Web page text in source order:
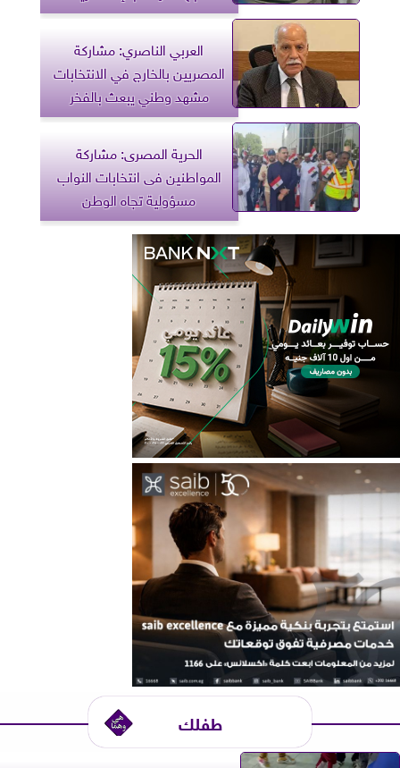
العربي الناصري: مشاركة
المصريين بالخارج في الانتخابات
مشهد وطني يبعث بالفخر
الحرية المصرى: مشاركة
المواطنين فى انتخابات النواب
مسؤولية تجاه الوطن
طفلك